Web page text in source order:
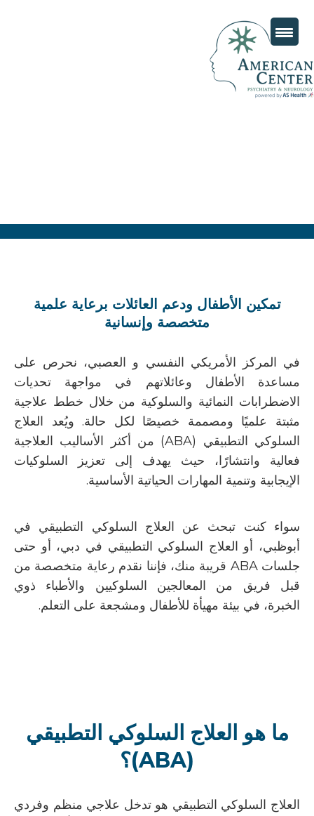
تمكين الأطفال ودعم العائلات برعاية علمية
متخصصة وإنسانية
في المركز الأمريكي النفسي و العصبي، نحرص على
مساعدة الأطفال وعائلاتهم في مواجهة تحديات
الاضطرابات النمائية والسلوكية من خلال خطط علاجية
مثبتة علميًا ومصممة خصيصًا لكل حالة. ويُعد العلاج
السلوكي التطبيقي (ABA
) من أكثر الأساليب العلاجية
فعالية وانتشارًا، حيث يهدف إلى تعزيز السلوكيات
الإيجابية وتنمية المهارات الحياتية الأساسية.
سواء كنت تبحث عن العلاج السلوكي التطبيقي في
أبوظبي، أو العلاج السلوكي التطبيقي في دبي، أو حتى
جلساتABA قريبة منك، فإننا نقدم رعاية متخصصة من
قبل فريق من المعالجين السلوكيين والأطباء ذوي
الخبرة، في بيئة مهيأة للأطفال ومشجعة على التعلم.
ما هو العلاج السلوكي التطبيقي
(ABA)؟
العلاج السلوكي التطبيقي هو تدخل علاجي منظم وفردي